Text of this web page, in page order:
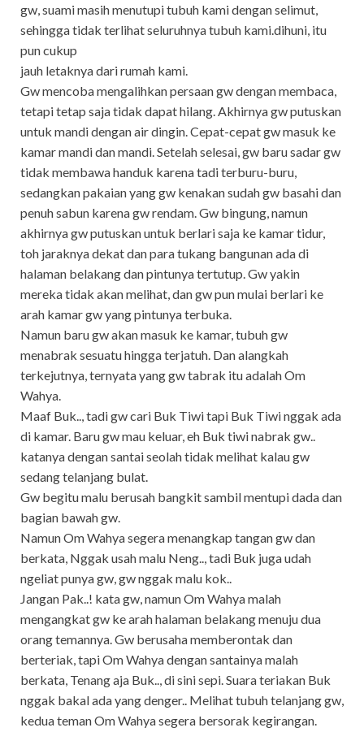
gw, suami masih menutupi tubuh kami dengan selimut,
sehingga tidak terlihat seluruhnya tubuh kami.dihuni, itu
pun cukup
jauh letaknya dari rumah kami.
Gw mencoba mengalihkan persaan gw dengan membaca,
tetapi tetap saja tidak dapat hilang. Akhirnya gw putuskan
untuk mandi dengan air dingin. Cepat-cepat gw masuk ke
kamar mandi dan mandi. Setelah selesai, gw baru sadar gw
tidak membawa handuk karena tadi terburu-buru,
sedangkan pakaian yang gw kenakan sudah gw basahi dan
penuh sabun karena gw rendam. Gw bingung, namun
akhirnya gw putuskan untuk berlari saja ke kamar tidur,
toh jaraknya dekat dan para tukang bangunan ada di
halaman belakang dan pintunya tertutup. Gw yakin
mereka tidak akan melihat, dan gw pun mulai berlari ke
arah kamar gw yang pintunya terbuka.
Namun baru gw akan masuk ke kamar, tubuh gw
menabrak sesuatu hingga terjatuh. Dan alangkah
terkejutnya, ternyata yang gw tabrak itu adalah Om
Wahya.
Maaf Buk.., tadi gw cari Buk Tiwi tapi Buk Tiwi nggak ada
di kamar. Baru gw mau keluar, eh Buk tiwi nabrak gw..
katanya dengan santai seolah tidak melihat kalau gw
sedang telanjang bulat.
Gw begitu malu berusah bangkit sambil mentupi dada dan
bagian bawah gw.
Namun Om Wahya segera menangkap tangan gw dan
berkata, Nggak usah malu Neng.., tadi Buk juga udah
ngeliat punya gw, gw nggak malu kok..
Jangan Pak..! kata gw, namun Om Wahya malah
mengangkat gw ke arah halaman belakang menuju dua
orang temannya. Gw berusaha memberontak dan
berteriak, tapi Om Wahya dengan santainya malah
berkata, Tenang aja Buk.., di sini sepi. Suara teriakan Buk
nggak bakal ada yang denger.. Melihat tubuh telanjang gw,
kedua teman Om Wahya segera bersorak kegirangan.